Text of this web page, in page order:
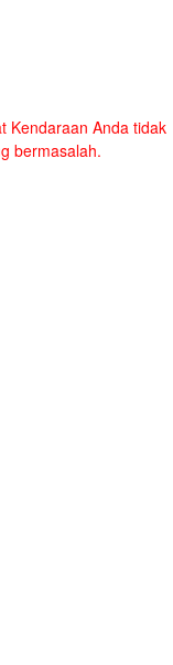
Kendaraan Anda tidak
bermasalah.